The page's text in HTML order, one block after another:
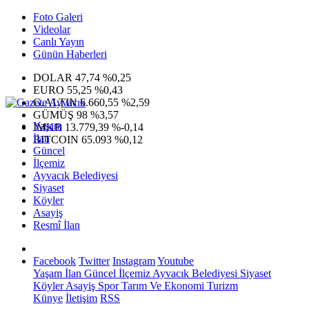
Foto Galeri
Videolar
Canlı Yayın
Günün Haberleri
DOLAR 47,74 %0,25
EURO 55,25 %0,43
G.ALTIN6.660,55 %2,59
GÜMÜŞ 98 %3,57
IMKB 13.779,39 %-0,14
BITCOIN 65.093 %0,12
Yaşam
İlan
Güncel
İlçemiz
Ayvacık Belediyesi
Siyaset
Köyler
Asayiş
Resmî İlan
Facebook Twitter InstagramYoutube
Yaşam İlan Güncel İlçemiz Ayvacık Belediyesi Siyaset
KöylerAsayiş SporTarım Ve Ekonomi Turizm
Künye İletişim RSS